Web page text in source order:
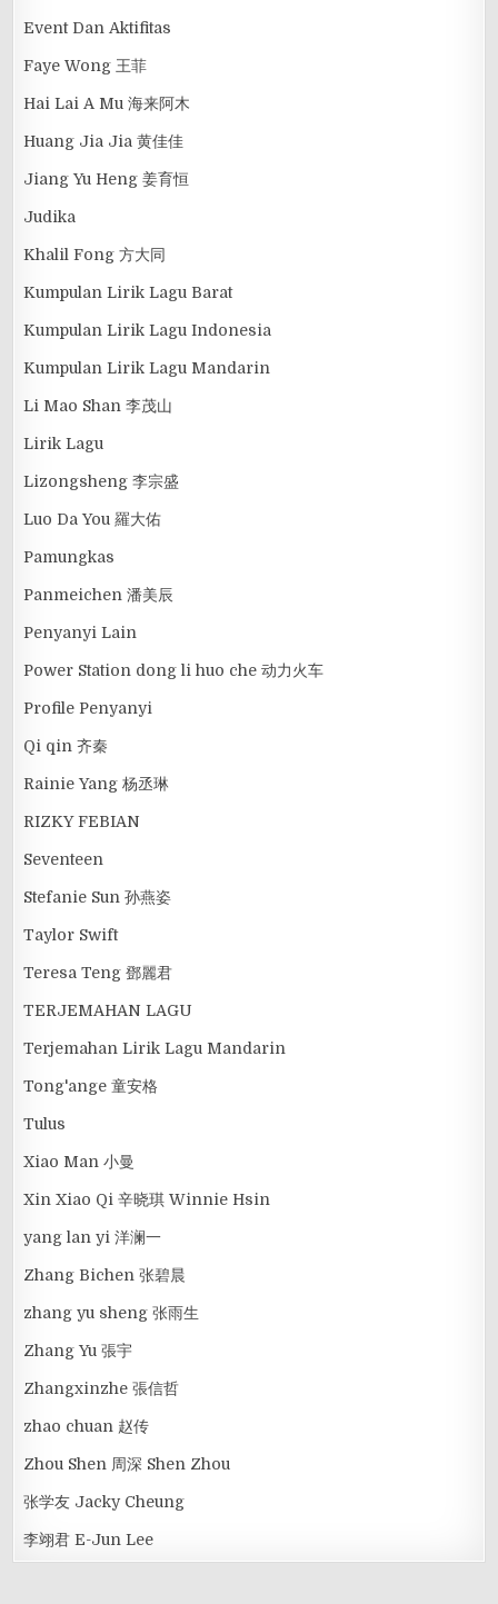
Event Dan Aktifitas
Faye Wong 王菲
Hai Lai A Mu 海来阿木
Huang Jia Jia 黄佳佳
Jiang Yu Heng 姜育恒
Judika
Khalil Fong 方大同
Kumpulan Lirik Lagu Barat
Kumpulan Lirik Lagu Indonesia
Kumpulan Lirik Lagu Mandarin
Li Mao Shan 李茂山
Lirik Lagu
Lizongsheng 李宗盛
Luo Da You 羅大佑
Pamungkas
Panmeichen 潘美辰
Penyanyi Lain
Power Station dong li huo che 动力火车
Profile Penyanyi
Qi qin 齐秦
Rainie Yang 杨丞琳
RIZKY FEBIAN
Seventeen
Stefanie Sun 孙燕姿
Taylor Swift
Teresa Teng 鄧麗君
TERJEMAHAN LAGU
Terjemahan Lirik Lagu Mandarin
Tong'ange 童安格
Tulus
Xiao Man 小曼
Xin Xiao Qi 辛晓琪 Winnie Hsin
yang lan yi 洋澜一
Zhang Bichen 张碧晨
zhang yu sheng 张雨生
Zhang Yu 張宇
Zhangxinzhe 張信哲
zhao chuan 赵传
Zhou Shen 周深 Shen Zhou
张学友 Jacky Cheung
李翊君 E-Jun Lee